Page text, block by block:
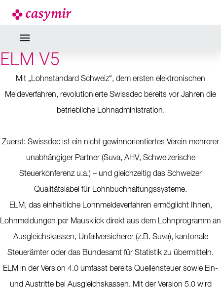
KOSTENSENKUNG DANK
ELM V5
Mit „Lohnstandard Schweiz“, dem ersten elektronischen
Meldeverfahren, revolutionierte Swissdec bereits vor Jahren die
betriebliche Lohn­administration.
Zuerst: Swissdec ist ein nicht gewinnorientiertes Verein mehrerer
unabhängiger Partner (Suva, AHV, Schweizerische
Steuerkonferenz u.a.) – und gleichzeitig das Schweizer
Qualitätslabel für Lohnbuchhaltungssysteme.
ELM, das einheitliche Lohnmeldeverfahren ermöglicht Ihnen,
Lohnmeldungen per Mausklick direkt aus dem Lohnprogramm an
Ausgleichskassen, Unfallversicherer (z.B. Suva), kantonale
Steuerämter oder das Bundesamt für Statistik zu übermitteln.
ELM in der Version 4.0 umfasst bereits Quellensteuer sowie Ein-
und Austritte bei Ausgleichskassen. Mit der Version 5.0 wird